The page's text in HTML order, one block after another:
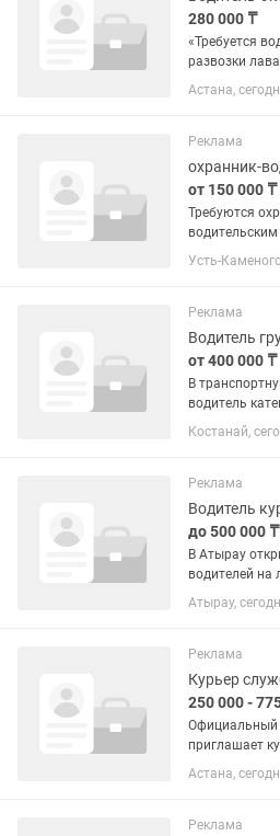
280 000 ₸
«Требуется
развозки
график
договорная.
развозке,
Астана,
Реклама
охранник-
от 150 000 ₸
Требуются
категории В -
через двое,
лет и на пост
Усть-
Реклама
Водитель
от 400 000 ₸
В
водитель
Работа:
перевозки 🚛
достойная,
Костанай,
Реклама
до 500 000 ₸
В Атырау
водителей на
готовых
сервиса Еда в
приехать в
Атырау,
Реклама
250 000 -
Официальный
приглашает
автомобиле; 🚶 пешком; 🚴 На
велосипеде; 🛵 На мотоцикле. Доход до
количества
Астана,
Реклама